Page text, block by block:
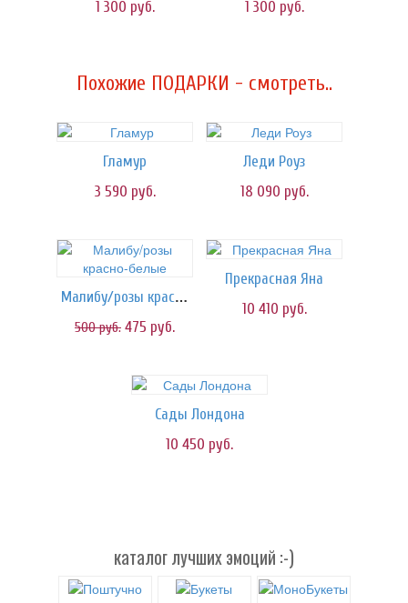
1 300 руб. 1 300 руб.
Похожие ПОДАРКИ - смотреть..
Гламур
3 590 руб.
Леди Роуз
18 090 руб.
Малибу/розы красно-белые
500руб. 475 руб.
Прекрасная Яна
10 410 руб.
Сады Лондона
10 450 руб.
каталог лучших эмоций :-)